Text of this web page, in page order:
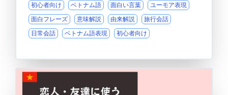
初心者向け
ベトナム語 面白い言葉
ユーモア表現
面白フレーズ
意味解説 由来解説
旅行会話
日常会話
ベトナム語表現 初心者向け